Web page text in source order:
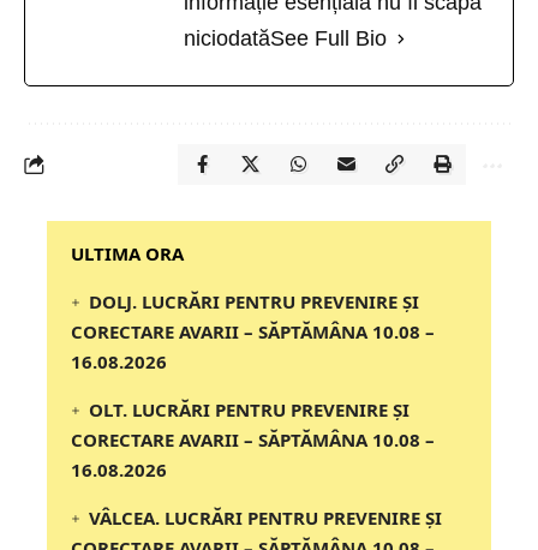
niciodatăSee Full Bio
‎‎‎‎‎‎‎ULTIMA ORA
DOLJ. LUCRĂRI PENTRU PREVENIRE ȘI
CORECTARE AVARII – SĂPTĂMÂNA 10.08 –
16.08.2026
OLT. LUCRĂRI PENTRU PREVENIRE ȘI
CORECTARE AVARII – SĂPTĂMÂNA 10.08 –
16.08.2026
VÂLCEA. LUCRĂRI PENTRU PREVENIRE ȘI